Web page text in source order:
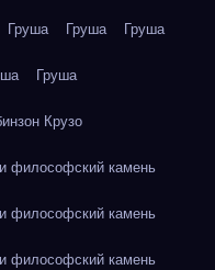
Груша Груша Груша
Груша
Крузо
философский камень
философский камень
философский камень